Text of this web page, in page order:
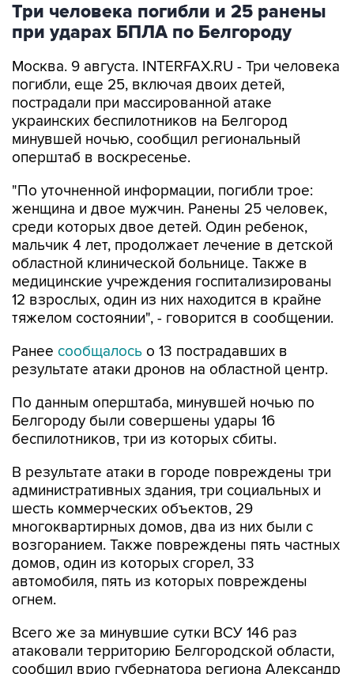
Три человека погибли и 25 ранены
при ударах БПЛА по Белгороду
Москва. 9 августа. INTERFAX.RU - Три человека
погибли, еще 25, включая двоих детей,
пострадали при массированной атаке
украинских беспилотников на Белгород
минувшей ночью, сообщил региональный
оперштаб в воскресенье.
"По уточненной информации, погибли трое:
женщина и двое мужчин. Ранены 25 человек,
среди которых двое детей. Один ребенок,
мальчик 4 лет, продолжает лечение в детской
областной клинической больнице. Также в
медицинские учреждения госпитализированы
12 взрослых, один из них находится в крайне
тяжелом состоянии", - говорится в сообщении.
Ранее сообщалось о 13 пострадавших в
результате атаки дронов на областной центр.
По данным оперштаба, минувшей ночью по
Белгороду были совершены удары 16
беспилотников, три из которых сбиты.
В результате атаки в городе повреждены три
административных здания, три социальных и
шесть коммерческих объектов, 29
многоквартирных домов, два из них были с
возгоранием. Также повреждены пять частных
домов, один из которых сгорел, 33
автомобиля, пять из которых повреждены
огнем.
Всего же за минувшие сутки ВСУ 146 раз
атаковали территорию Белгородской области,
сообщил врио губернатора региона Александр